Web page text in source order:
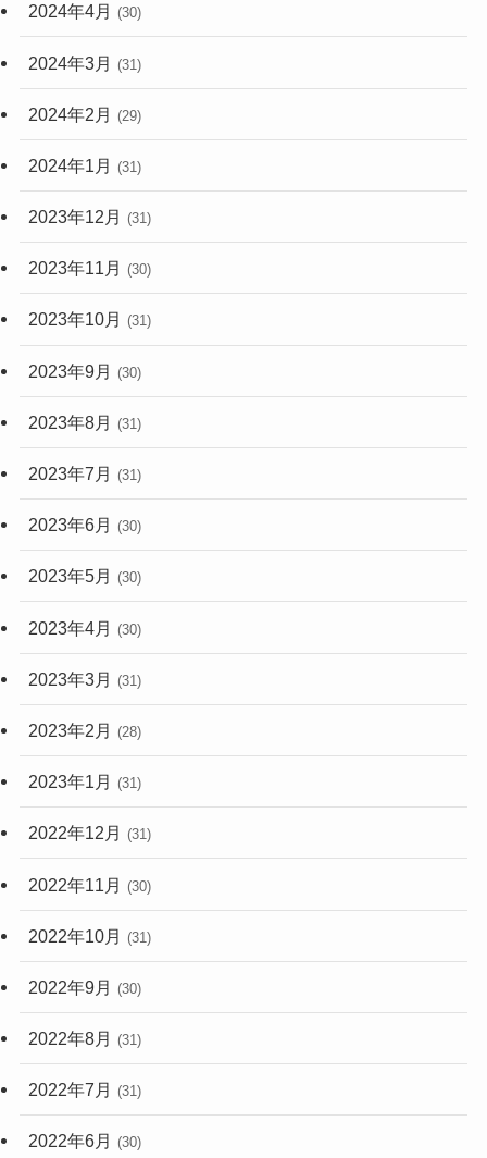
2024年4月 (30)
2024年3月 (31)
2024年2月 (29)
2024年1月 (31)
2023年12月 (31)
2023年11月 (30)
2023年10月 (31)
2023年9月 (30)
2023年8月 (31)
2023年7月 (31)
2023年6月 (30)
2023年5月 (30)
2023年4月 (30)
2023年3月 (31)
2023年2月 (28)
2023年1月 (31)
2022年12月 (31)
2022年11月 (30)
2022年10月 (31)
2022年9月 (30)
2022年8月 (31)
2022年7月 (31)
2022年6月 (30)